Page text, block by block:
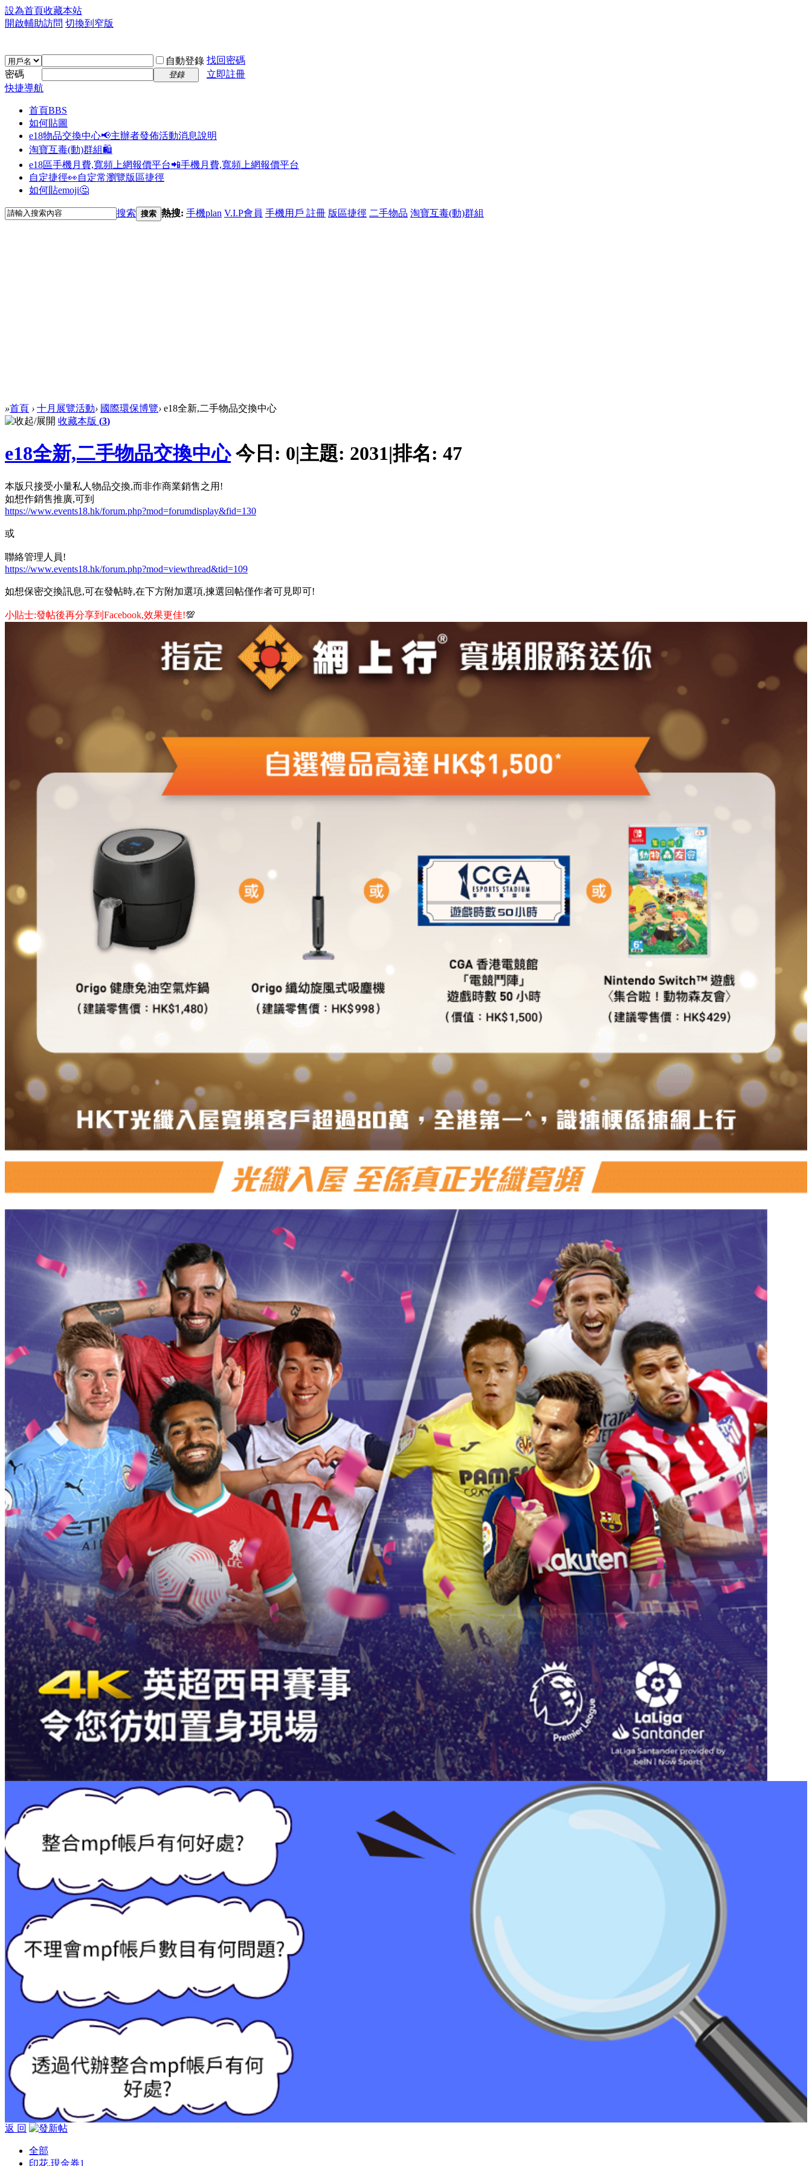
設為首頁收藏本站
開啟輔助訪問 切換到窄版
自動登錄 找回密碼
密碼
登錄
立即註冊
快捷導航
首頁BBS
如何貼圖
e18物品交換中心📢主辦者發佈活動消息說明
淘寶互毒(動)群組🛍️
e18區手機月費,寬頻上網報價平台📲手機月費,寬頻上網報價平台
自定捷徑👀自定常瀏覽版區捷徑
如何貼emoji🤔
搜索 搜索 熱搜: 手機plan V.I.P會員 手機用戶 註冊 版區捷徑 二手物品 淘寶互毒(動)群組
»首頁 › 十月展覽活動› 國際環保博覽› e18全新,二手物品交換中心
收藏本版 (3)
e18全新,二手物品交換中心 今日: 0|主題: 2031|排名: 47
本版只接受小量私人物品交換,而非作商業銷售之用!
如想作銷售推廣,可到
https://www.events18.hk/forum.php?mod=forumdisplay&fid=130
或
聯絡管理人員!
https://www.events18.hk/forum.php?mod=viewthread&tid=109
如想保密交換訊息,可在發帖時,在下方附加選項,揀選回帖僅作者可見即可!
小貼士:發帖後再分享到Facebook,效果更佳!💯
返 回
全部
印花,現金券1